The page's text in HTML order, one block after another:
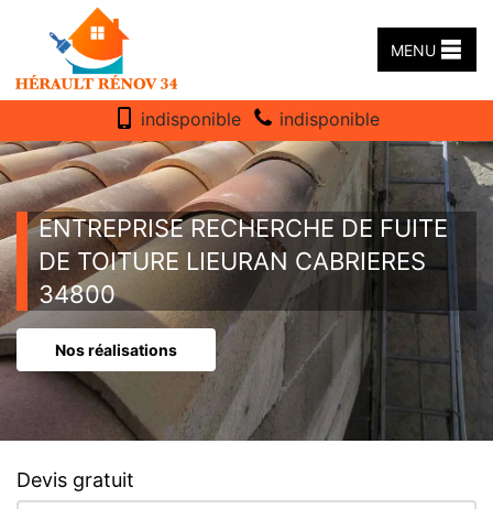
MENU
indisponible indisponible
ENTREPRISE RECHERCHE DE FUITE
DE TOITURE LIEURAN CABRIERES
34800
Nos réalisations
Devis gratuit